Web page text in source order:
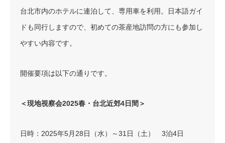
台北市内のホテルに連泊して、専用車を利用。日本語ガイ
ドも同行しますので、初めての茶産地訪問の方にも参加し
やすい内容です。
開催要項は以下の通りです。
＜現地視察会2025春・台北近郊4日間＞
日時：2025年5月28日（水）～31日（土） 3泊4日